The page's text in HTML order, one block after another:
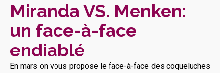
Miranda VS. Menken:
un face-à-face
endiablé
En mars on vous propose le face-à-face des coqueluches